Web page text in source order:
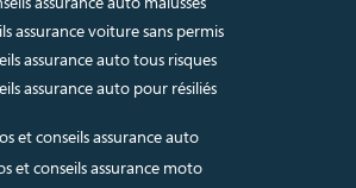
assurance voiture sans permis
assurance auto tous risques
assurance auto pour résiliés
et conseils assurance auto
et conseils assurance moto